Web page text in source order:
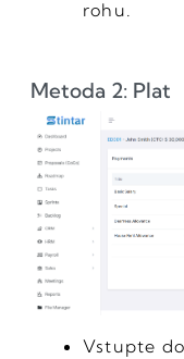
rohu.
Metoda 2: Plat
Vstupte